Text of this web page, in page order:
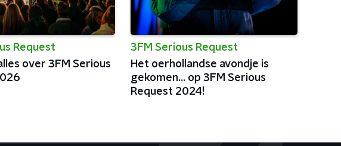
Request
over 3FM Serious
3FM Serious Request
Het oerhollandse avondje is
gekomen... op 3FM Serious
Request 2024!